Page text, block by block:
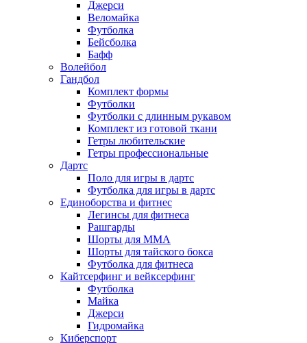
Джерси
Веломайка
Футболка
Бейсболка
Бафф
Волейбол
Гандбол
Комплект формы
Футболки
Футболки с длинным рукавом
Комплект из готовой ткани
Гетры любительские
Гетры профессиональные
Дартс
Поло для игры в дартс
Футболка для игры в дартс
Единоборства и фитнес
Легинсы для фитнеса
Рашгарды
Шорты для MMA
Шорты для тайского бокса
Футболка для фитнеса
Кайтсерфинг и вейксерфинг
Футболка
Майка
Джерси
Гидромайка
Киберспорт